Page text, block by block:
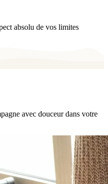
absolu de vos limites
avec douceur dans votre